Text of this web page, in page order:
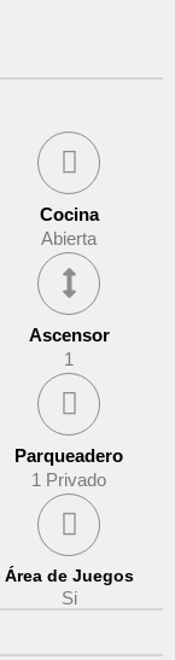
Cocina
Abierta
Ascensor
1
Parqueadero
1 Privado
Área de Juegos
Si